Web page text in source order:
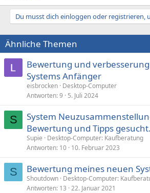
Du musst dich einloggen oder registrieren,
Ähnliche Themen
Bewertung und
Systems Anfänger
eisbrocken Desktop-Computer
Antworten 9 5. Juli 2024
S
System
Bewertung und Tipps gesucht.
Supie
Desktop-Computer: Kaufberatung
Antworten 10 10. Februar 2023
S Bewertung meines neuen
Shoutdown Desktop-Computer:
Antworten 13 22. Januar 2021